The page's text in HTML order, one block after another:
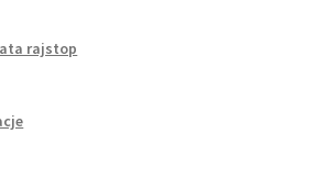
rajstop